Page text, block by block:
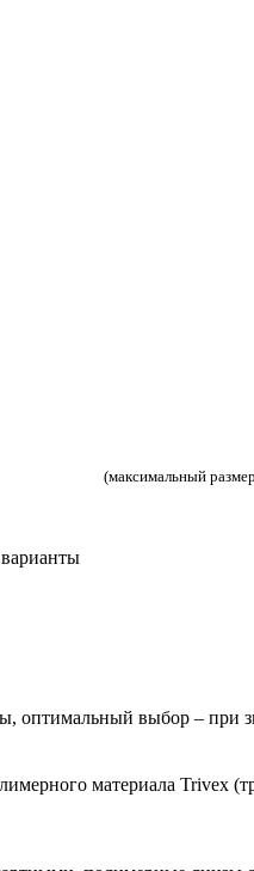
(максимальный
выбор – при
материала Trivex